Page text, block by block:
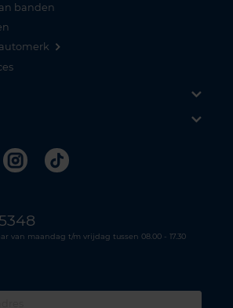
banden
Instagram
Tiktok
van maandag t/m vrijdag tussen 08.00 - 17.30